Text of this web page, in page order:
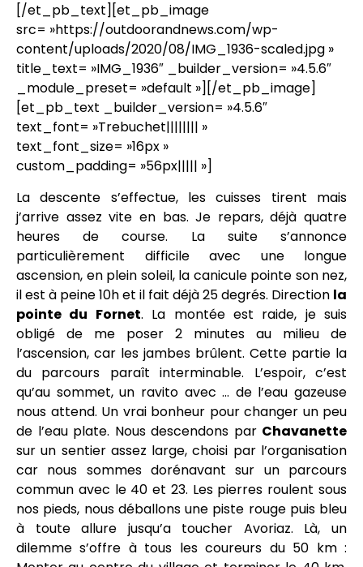
[/et_pb_text][et_pb_image
src= »https://outdoorandnews.com/wp-
content/uploads/2020/08/IMG_1936-scaled.jpg »
title_text= »IMG_1936″ _builder_version= »4.5.6″
_module_preset= »default »][/et_pb_image]
[et_pb_text _builder_version= »4.5.6″
text_font= »Trebuchet|||||||| »
text_font_size= »16px »
custom_padding= »56px||||| »]
La descente s’effectue, les cuisses tirent mais
j’arrive assez vite en bas. Je repars, déjà quatre
heures de course. La suite s’annonce
particulièrement difficile avec une longue
ascension, en plein soleil, la canicule pointe son nez,
il est à peine 10h et il fait déjà 25 degrés. Direction la
pointe du Fornet. La montée est raide, je suis
obligé de me poser 2 minutes au milieu de
l’ascension, car les jambes brûlent. Cette partie la
du parcours paraît interminable. L’espoir, c’est
qu’au sommet, un ravito avec … de l’eau gazeuse
nous attend. Un vrai bonheur pour changer un peu
de l’eau plate. Nous descendons par Chavanette
sur un sentier assez large, choisi par l’organisation
car nous sommes dorénavant sur un parcours
commun avec le 40 et 23. Les pierres roulent sous
nos pieds, nous déballons une piste rouge puis bleu
à toute allure jusqu’a toucher Avoriaz. Là, un
dilemme s’offre à tous les coureurs du 50 km :